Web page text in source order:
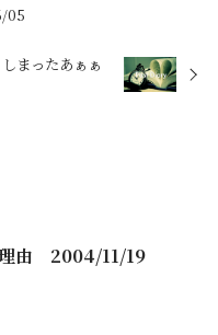
05
まったあぁぁ
由 2004/11/19